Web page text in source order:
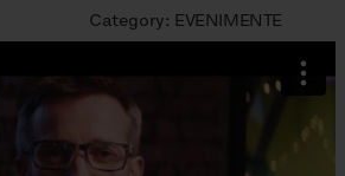
Category: EVENIMENTE